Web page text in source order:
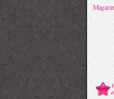
Magazin